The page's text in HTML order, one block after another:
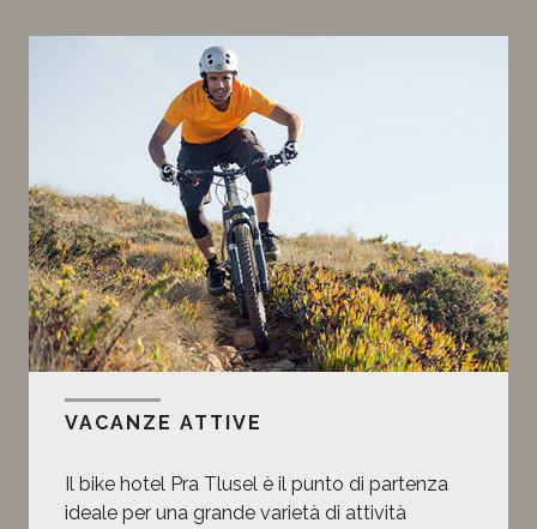
VACANZE ATTIVE
Il bike hotel Pra Tlusel è il punto di partenza
ideale per una grande varietà di attività